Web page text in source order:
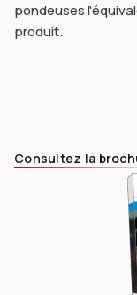
pondeuses
produit.
Consultez la